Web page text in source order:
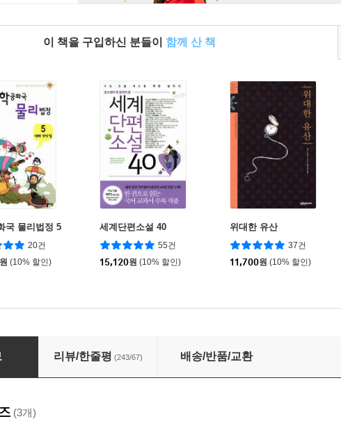
이 책을 구입하신 분들이 함께 산 책
국 물리법정 5
20건
원 (10% 할인)
세계단편소설 40
55건
15,120원 (10% 할인)
위대한 유산
37건
11,700원 (10% 할인)
행
리뷰/한줄평 (243/67) 배송/반품/교환
(3개)